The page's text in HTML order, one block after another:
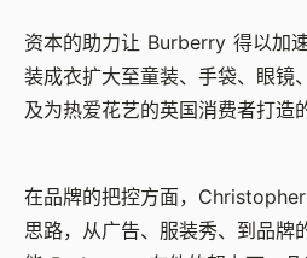
资本的助力让 Burberry 得以加
装成衣扩大至童装、手袋、眼镜
及为热爱花艺的英国消费者打造
在品牌的把控方面，
思路，从广告、服装秀、到品牌